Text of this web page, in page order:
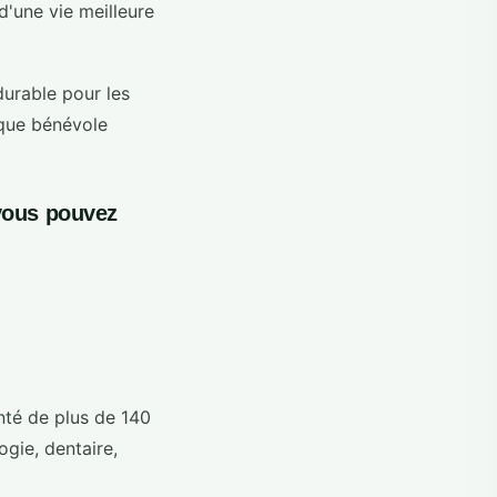
vie meilleure
pour les
bénévole
pouvez
de plus de 140
dentaire,